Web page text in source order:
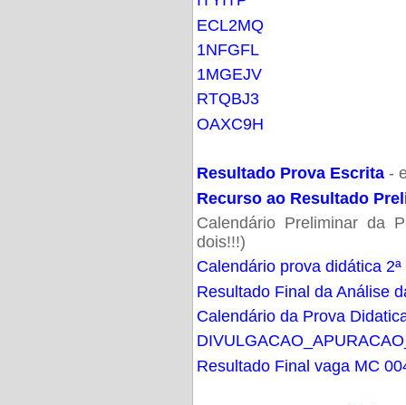
ECL2MQ
1NFGFL
1MGEJV
RTQBJ3
OAXC9H
Resultado Prova Escrita -
Recurso ao Resultado
Calendário Preliminar da
dois!!!)
Calendário prova didática
Resultado Final da Análise
Calendário da Prova
Resultado Final vaga MC